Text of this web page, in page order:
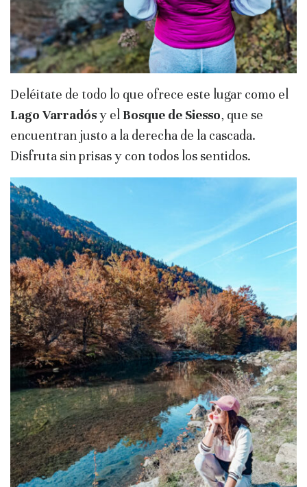
Deléitate de todo lo que ofrece este lugar como el
Lago Varradósy el Bosque de Siesso, que se
encuentran justo a la derecha de la cascada.
Disfruta sin prisas y con todos los sentidos.